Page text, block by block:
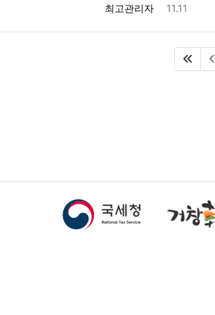
등록자
최고관리자 등록일
11.11
(first)